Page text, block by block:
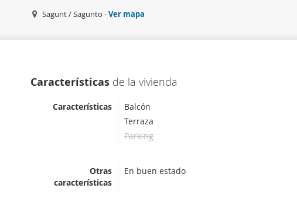
Sagunt / Sagunto -Ver mapa
Características de la vivienda
Características
Balcón
Terraza
Parking
Otras
características
En buen estado